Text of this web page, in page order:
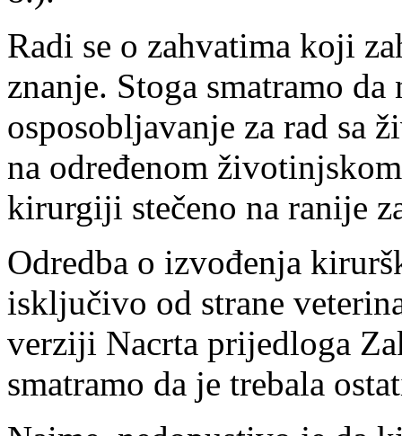
Radi se o zahvatima koji
znanje. Stoga smatramo
osposobljavanje za rad sa
na određenom
kirurgiji stečeno na ranije
Odredba o izvođenja
isključivo od strane
verziji Nacrta prijedloga
smatramo da je trebala